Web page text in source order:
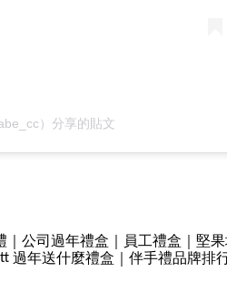
）分享的貼文
公司過年禮盒｜員工禮盒｜堅
過年送什麼禮盒｜伴手禮品牌排